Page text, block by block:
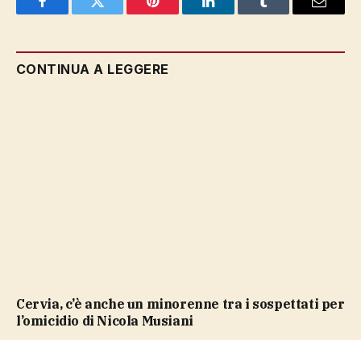
FacebookTwitter Pinterest LinkedInTumblr Email
CONTINUA A LEGGERE
Cervia, c’è anche un minorenne tra i sospettati per
l’omicidio di Nicola Musiani